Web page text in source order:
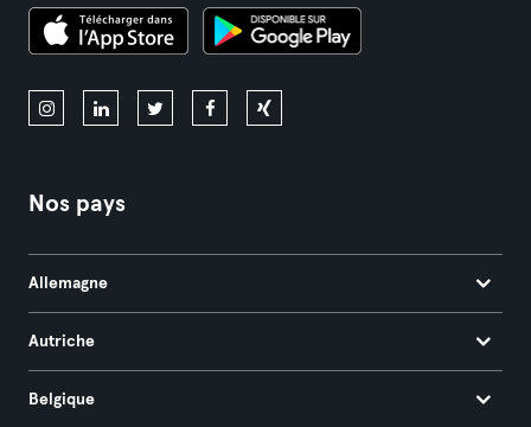
Nos pays
Allemagne
Autriche
Belgique